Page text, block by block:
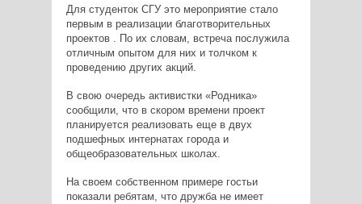
Для студенток СГУ это мероприятие стало
первым в реализации благотворительных
проектов . По их словам, встреча послужила
отличным опытом для них и толчком к
проведению других акций.
В свою очередь активистки «Родника»
сообщили, что в скором времени проект
планируется реализовать еще в двух
подшефных интернатах города и
общеобразовательных школах.
На своем собственном примере гостьи
показали ребятам, что дружба не имеет